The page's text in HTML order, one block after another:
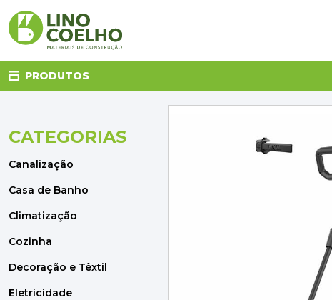
PRODUTOS
CANALIZAÇÃO
CLIMATIZAÇÃO
COZINHA
ELETRICIDADE
FERRAGENS
ILUMINAÇÃO
JARDIM
CATEGORIAS
Canalização
Casa de Banho
Climatização
Cozinha
Decoração e Têxtil
Eletricidade